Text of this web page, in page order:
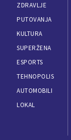
ZDRAVLJE
PUTOVANJA
KULTURA
SUPERŽENA
ESPORTS
TEHNOPOLIS
AUTOMOBILI
LOKAL